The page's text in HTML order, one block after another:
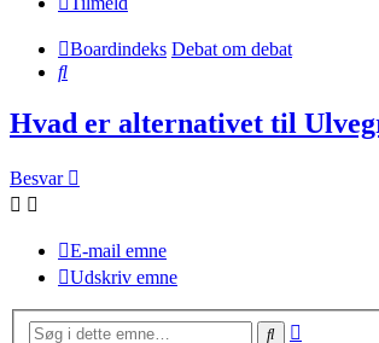
Boardindeks Debat om debat
Søg
Hvad er alternativet til
Besvar
E-mail emne
Udskriv emne
Søg